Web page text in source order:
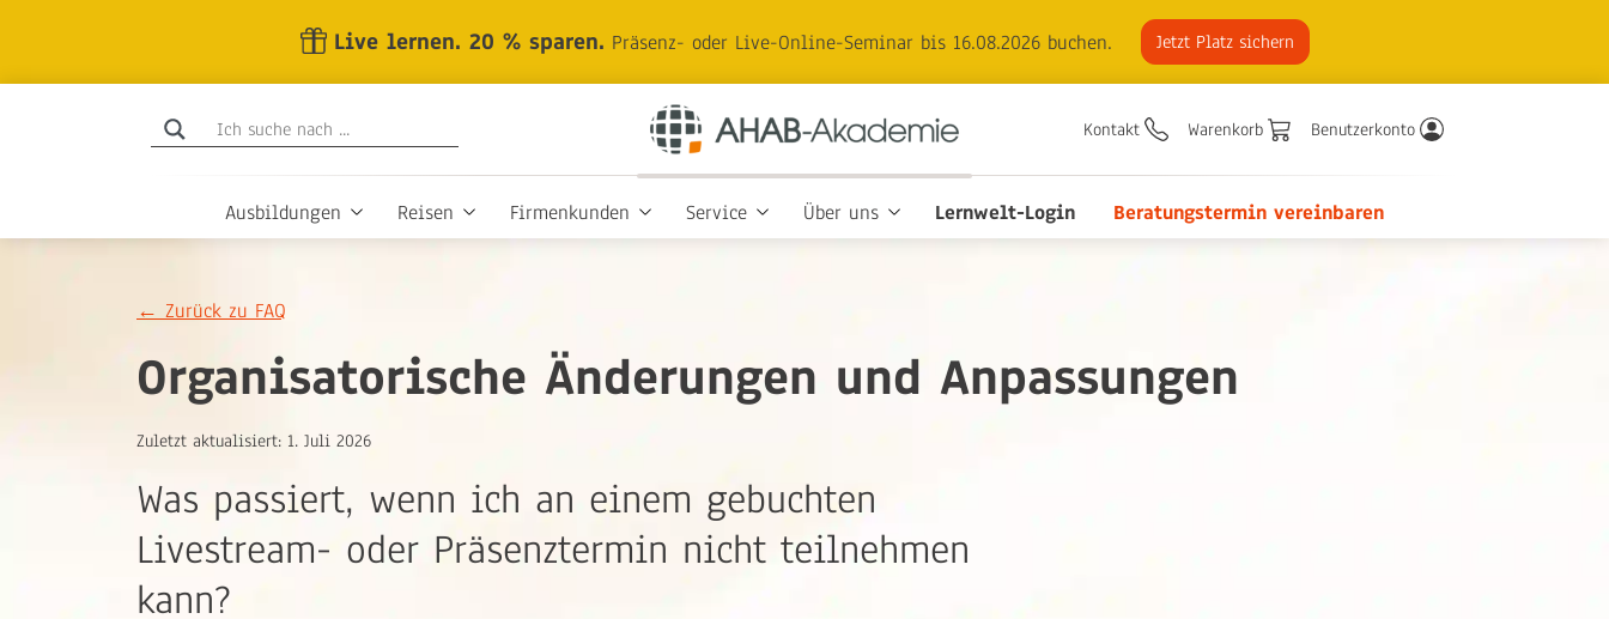
Live lernen. 20 % sparen. Präsenz- oder Live-Online-Seminar bis 16.08.2026 buchen. Jetzt Platz sichern
Kontakt Warenkorb Benutzerkonto
Ausbildungen Reisen Firmenkunden Service Über uns Lernwelt-Login Beratungstermin vereinbaren
← Zurück zu FAQ
Organisatorische Änderungen und Anpassungen
Zuletzt aktualisiert: 1. Juli 2026
Was passiert, wenn ich an einem gebuchten
Livestream- oder Präsenztermin nicht teilnehmen
kann?